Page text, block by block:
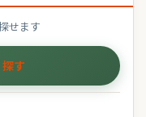
せます
す